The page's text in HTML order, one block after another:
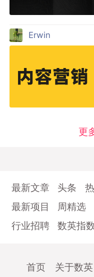
Erwin
更
最新文章 头条
最新项目
周精选
行业招聘
数英指
首页 关于数英